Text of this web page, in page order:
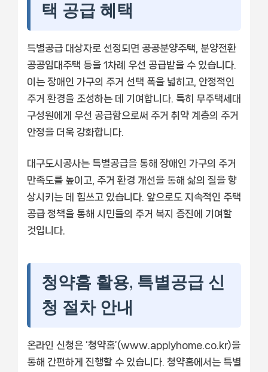
택 공급 혜택
특별공급 대상자로 선정되면 공공분양주택, 분양전환
공공임대주택 등을 1차례 우선 공급받을 수 있습니다.
이는 장애인 가구의 주거 선택 폭을 넓히고, 안정적인
주거 환경을 조성하는 데 기여합니다. 특히 무주택세대
구성원에게 우선 공급함으로써 주거 취약 계층의 주거
안정을 더욱 강화합니다.
대구도시공사는 특별공급을 통해 장애인 가구의 주거
만족도를 높이고, 주거 환경 개선을 통해 삶의 질을 향
상시키는 데 힘쓰고 있습니다. 앞으로도 지속적인 주택
공급 정책을 통해 시민들의 주거 복지 증진에 기여할
것입니다.
청약홈 활용, 특별공급 신
청 절차 안내
온라인 신청은 ‘청약홈’(www.applyhome.co.kr)을
통해 간편하게 진행할 수 있습니다. 청약홈에서는 특별